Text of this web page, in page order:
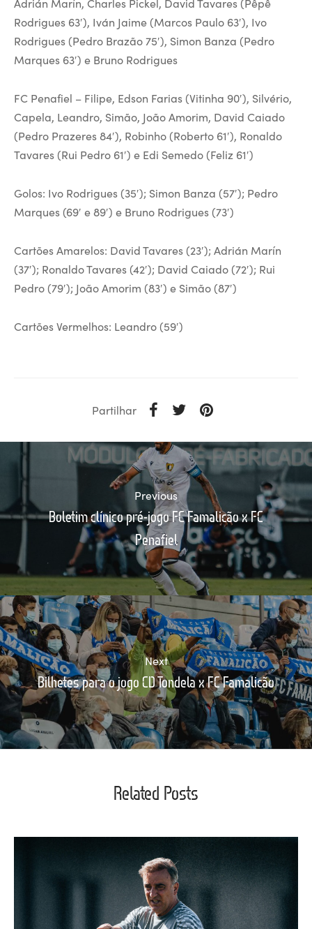
Rodrigues 63′), Iván Jaime (Marcos Paulo 63′), Ivo
Rodrigues (Pedro Brazão 75′), Simon Banza (Pedro
Marques 63′) e Bruno Rodrigues
FC Penafiel – Filipe, Edson Farias (Vitinha 90′), Silvério,
Capela, Leandro, Simão, João Amorim, David Caiado
(Pedro Prazeres 84′), Robinho (Roberto 61′), Ronaldo
Tavares (Rui Pedro 61′) e Edi Semedo (Feliz 61′)
Golos: Ivo Rodrigues (35′); Simon Banza (57′); Pedro
Marques (69′ e 89′) e Bruno Rodrigues (73′)
Cartões Amarelos: David Tavares (23′); Adrián Marín
(37′); Ronaldo Tavares (42′); David Caiado (72′); Rui
Pedro (79′); João Amorim (83′) e Simão (87′)
Cartões Vermelhos: Leandro (59′)
Partilhar
Previous
Boletim clínico pré-jogo FC Famalicão x FC
Penafiel
Next
Bilhetes para o jogo CD Tondela x FC Famalicão
Related Posts